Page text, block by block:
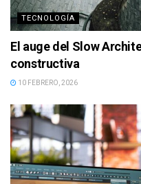
TECNOLOGÍA
El auge del Slow
constructiva
10 FEBRERO, 2026